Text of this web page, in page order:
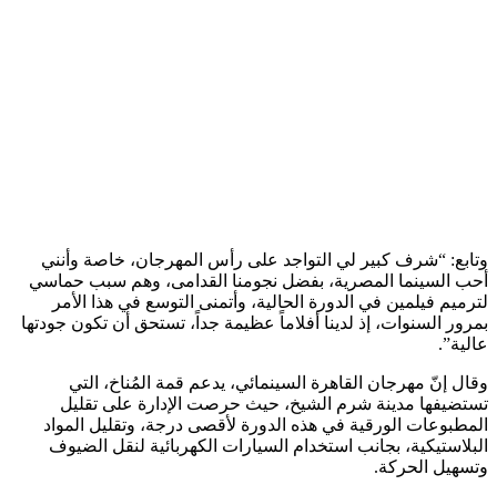
وتابع: “شرف كبير لي التواجد على رأس المهرجان، خاصة وأنني
أحب السينما المصرية، بفضل نجومنا القدامى، وهم سبب حماسي
لترميم فيلمين في الدورة الحالية، وأتمنى التوسع في هذا الأمر
بمرور السنوات، إذ لدينا أفلاماً عظيمة جداً، تستحق أن تكون جودتها
عالية”.
وقال إنّ مهرجان القاهرة السينمائي، يدعم قمة المُناخ، التي
تستضيفها مدينة شرم الشيخ، حيث حرصت الإدارة على تقليل
المطبوعات الورقية في هذه الدورة لأقصى درجة، وتقليل المواد
البلاستيكية، بجانب استخدام السيارات الكهربائية لنقل الضيوف
وتسهيل الحركة.